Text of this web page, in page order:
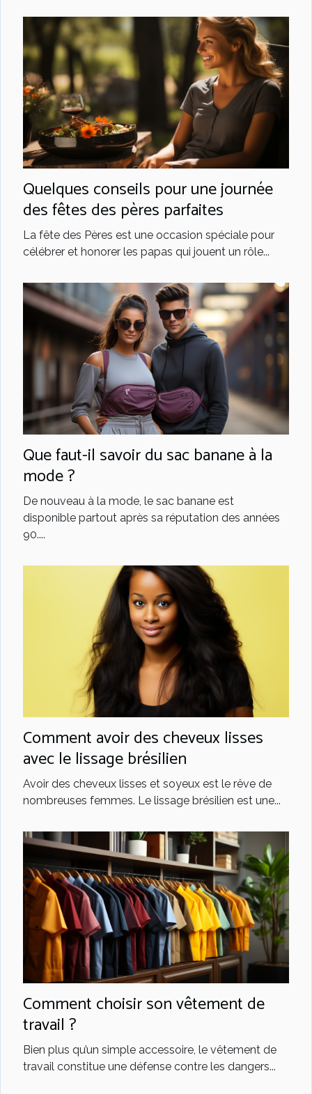
Quelques conseils pour une journée
des fêtes des pères parfaites
La fête des Pères est une occasion spéciale pour
célébrer et honorer les papas qui jouent un rôle...
Que faut-il savoir du sac banane à la
mode ?
De nouveau à la mode, le sac banane est
disponible partout après sa réputation des années
90....
Comment avoir des cheveux lisses
avec le lissage brésilien
Avoir des cheveux lisses et soyeux est le rêve de
nombreuses femmes. Le lissage brésilien est une...
Comment choisir son vêtement de
travail ?
Bien plus qu’un simple accessoire, le vêtement de
travail constitue une défense contre les dangers...